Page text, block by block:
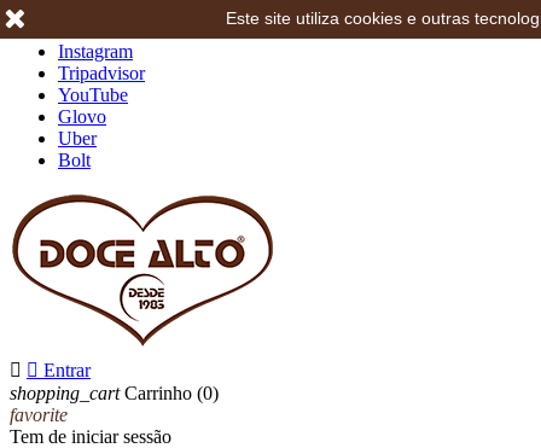
Instagram
Tripadvisor
YouTube
Glovo
Uber
Bolt
  Entrar
shopping_cart Carrinho (0)
favorite
Tem de iniciar sessão
Este site utiliza cookies e outras